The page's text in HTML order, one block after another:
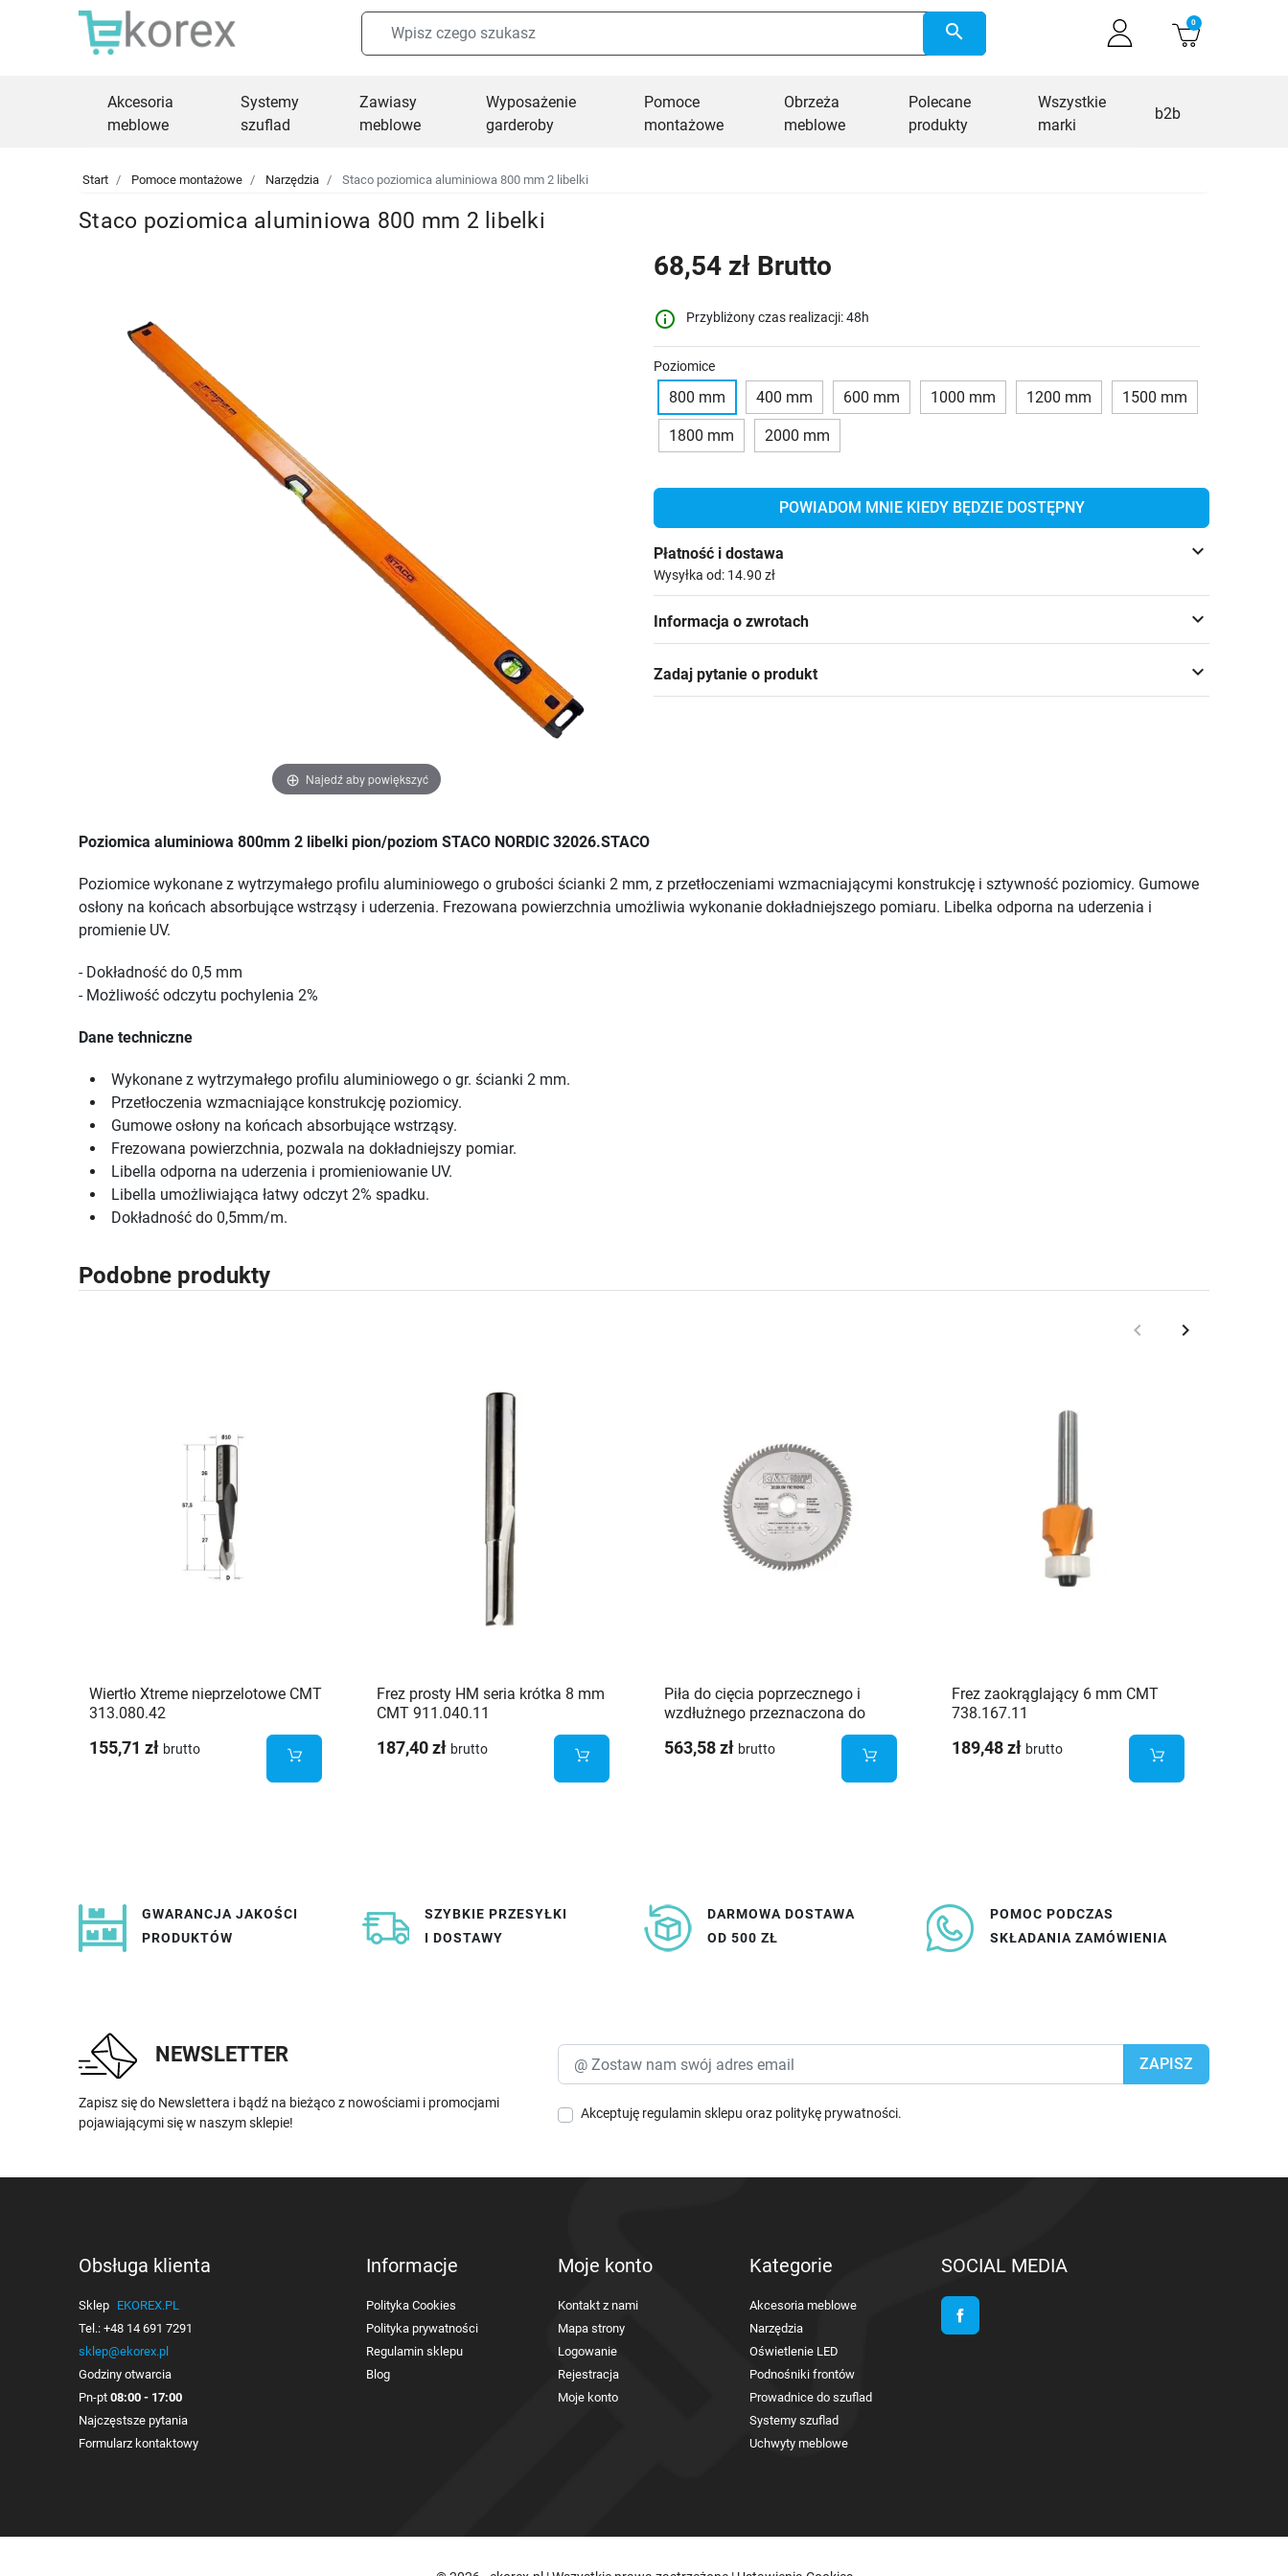
search 0
Akcesoria
meblowe
Systemy
szuflad
Zawiasy
meblowe
Wyposażenie
garderoby
Pomoce
montażowe
Obrzeża
meblowe
Polecane
produkty
Wszystkie
marki
b2b
Start Pomoce montażowe Narzędzia Staco poziomica aluminiowa 800 mm 2 libelki
Staco poziomica aluminiowa 800 mm 2 libelki
Najedź aby powiększyć
68,54 zł Brutto
info_outline Przybliżony czas realizacji: 48h
Poziomice
800 mm 400 mm 600 mm 1000 mm 1200 mm 1500 mm
1800 mm 2000 mm
POWIADOM MNIE KIEDY BĘDZIE DOSTĘPNY
keyboard_arrow_down
Płatność i dostawa
Wysyłka od: 14.90 zł
keyboard_arrow_down
Informacja o zwrotach
keyboard_arrow_down
Zadaj pytanie o produkt
Poziomica aluminiowa 800mm 2 libelki pion/poziom STACO NORDIC 32026.STACO
Poziomice wykonane z wytrzymałego profilu aluminiowego o grubości ścianki 2 mm, z przetłoczeniami wzmacniającymi konstrukcję i sztywność poziomicy. Gumowe
osłony na końcach absorbujące wstrząsy i uderzenia. Frezowana powierzchnia umożliwia wykonanie dokładniejszego pomiaru. Libelka odporna na uderzenia i
promienie UV.
- Dokładność do 0,5 mm
- Możliwość odczytu pochylenia 2%
Dane techniczne
Wykonane z wytrzymałego profilu aluminiowego o gr. ścianki 2 mm.
Przetłoczenia wzmacniające konstrukcję poziomicy.
Gumowe osłony na końcach absorbujące wstrząsy.
Frezowana powierzchnia, pozwala na dokładniejszy pomiar.
Libella odporna na uderzenia i promieniowanie UV.
Libella umożliwiająca łatwy odczyt 2% spadku.
Dokładność do 0,5mm/m.
Podobne produkty
Poprzedni
keyboard_arrow_left Następny
keyboard_arrow_right
Wiertło Xtreme nieprzelotowe CMT
313.080.42
155,71 zł brutto
Frez prosty HM seria krótka 8 mm
CMT 911.040.11
187,40 zł brutto
Piła do cięcia poprzecznego i
wzdłużnego przeznaczona do
drewnopochodnych
563,58 zł brutto
Frez zaokrąglający 6 mm CMT
738.167.11
189,48 zł brutto
GWARANCJA JAKOŚCI
PRODUKTÓW
SZYBKIE PRZESYŁKI
I DOSTAWY
DARMOWA DOSTAWA
OD 500 ZŁ
POMOC PODCZAS
SKŁADANIA ZAMÓWIENIA
NEWSLETTER
Zapisz się do Newslettera i bądź na bieżąco z nowościami i promocjami
pojawiającymi się w naszym sklepie!
Akceptuję regulamin sklepu oraz politykę prywatności.
Obsługa klienta
Sklep EKOREX.PL
Tel.: +48 14 691 7291
sklep@ekorex.pl
Godziny otwarcia
Pn-pt 08:00 - 17:00
Najczęstsze pytania
Formularz kontaktowy
Informacje
Polityka Cookies
Polityka prywatności
Regulamin sklepu
Blog
Moje konto
Kontakt z nami
Mapa strony
Logowanie
Rejestracja
Moje konto
Kategorie
Akcesoria meblowe
Narzędzia
Oświetlenie LED
Podnośniki frontów
Prowadnice do szuflad
Systemy szuflad
Uchwyty meblowe
SOCIAL MEDIA
Facebook